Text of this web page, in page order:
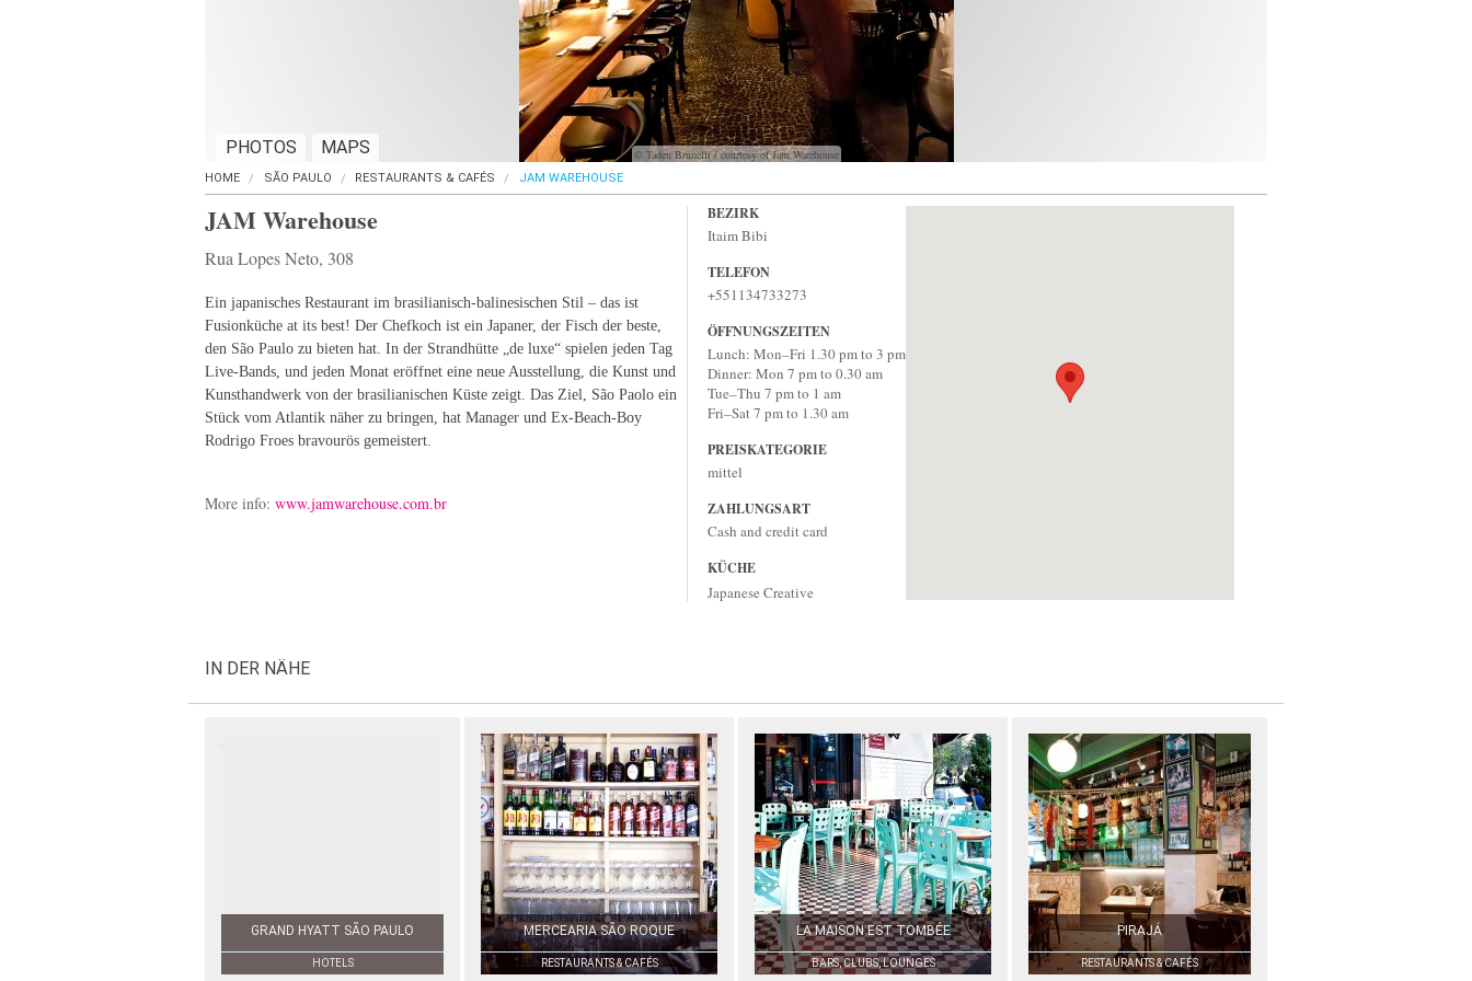
© Tadeu Brunelli / courtesy of Jam Warehouse
PHOTOS MAPS
HOME SÃO PAULO RESTAURANTS & CAFÉS JAM WAREHOUSE
JAM Warehouse
Rua Lopes Neto, 308
Ein japanisches Restaurant im brasilianisch-balinesischen Stil – das ist
Fusionküche at its best! Der Chefkoch ist ein Japaner, der Fisch der beste,
den São Paulo zu bieten hat. In der Strandhütte „de luxe“ spielen jeden Tag
Live-Bands, und jeden Monat eröffnet eine neue Ausstellung, die Kunst und
Kunsthandwerk von der brasilianischen Küste zeigt. Das Ziel, São Paolo ein
Stück vom Atlantik näher zu bringen, hat Manager und Ex-Beach-Boy
Rodrigo Froes bravourös gemeistert.
More info: www.jamwarehouse.com.br
BEZIRK
Itaim Bibi
TELEFON
+551134733273
ÖFFNUNGSZEITEN
Lunch: Mon–Fri 1.30 pm to 3 pm
Dinner: Mon 7 pm to 0.30 am
Tue–Thu 7 pm to 1 am
Fri–Sat 7 pm to 1.30 am
PREISKATEGORIE
mittel
ZAHLUNGSART
Cash and credit card
KÜCHE
Japanese Creative
IN DER NÄHE
GRAND HYATT SÃO PAULO
HOTELS
MERCEARIA SÃO ROQUE
RESTAURANTS & CAFÉS
LA MAISON EST TOMBÉE
BARS, CLUBS, LOUNGES
PIRAJÁ
RESTAURANTS & CAFÉS